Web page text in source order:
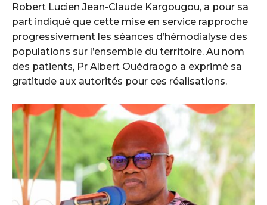
Robert Lucien Jean-Claude Kargougou, a pour sa
part indiqué que cette mise en service rapproche
progressivement les séances d’hémodialyse des
populations sur l’ensemble du territoire. Au nom
des patients, Pr Albert Ouédraogo a exprimé sa
gratitude aux autorités pour ces réalisations.